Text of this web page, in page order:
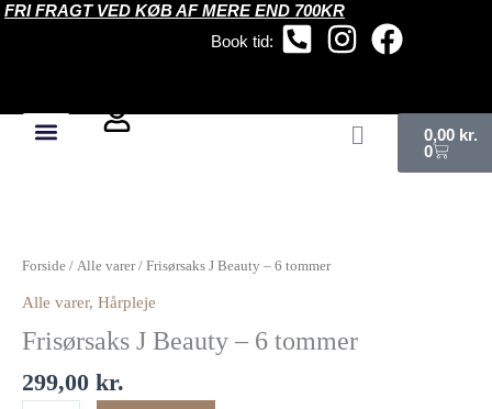
Gå
Book tid:
FRI FRAGT VED KØB AF MERE END 700KR
0,00 kr.
0
Forside / Alle varer/ Frisørsaks J Beauty – 6 tommer
Alle varer, Hårpleje
Frisørsaks J Beauty – 6 tommer
299,00 kr.
Beauty
6
tommer